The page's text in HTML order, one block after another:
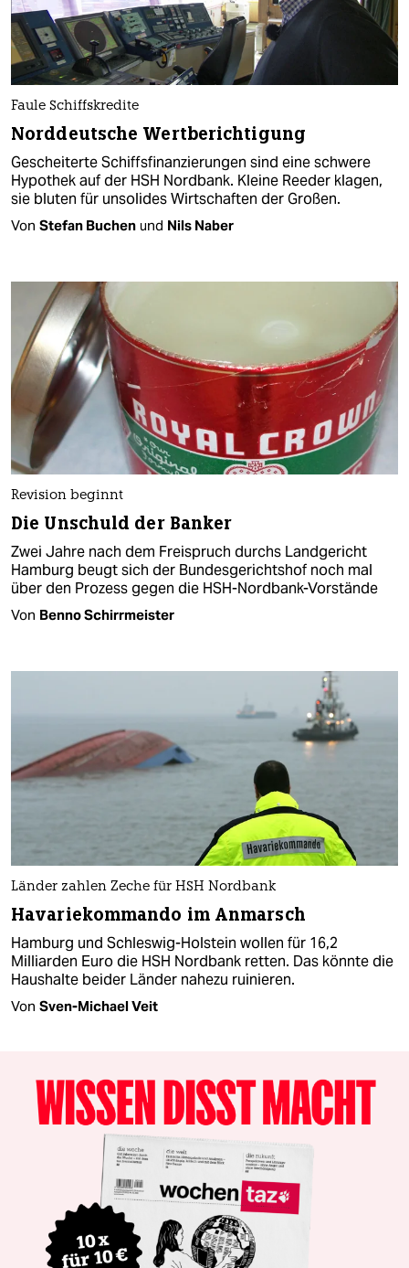
Faule Schiffskredite
Norddeutsche Wertberichtigung
Gescheiterte Schiffsfinanzierungen sind eine schwere
Hypothek auf der HSH Nordbank. Kleine Reeder klagen,
sie bluten für unsolides Wirtschaften der Großen.
Von Stefan Buchen und Nils Naber
Revision beginnt
Die Unschuld der Banker
Zwei Jahre nach dem Freispruch durchs Landgericht
Hamburg beugt sich der Bundesgerichtshof noch mal
über den Prozess gegen die HSH-Nordbank-Vorstände
Von Benno Schirrmeister
Länder zahlen Zeche für HSH Nordbank
Havariekommando im Anmarsch
Hamburg und Schleswig-Holstein wollen für 16,2
Milliarden Euro die HSH Nordbank retten. Das könnte die
Haushalte beider Länder nahezu ruinieren.
Von Sven-Michael Veit